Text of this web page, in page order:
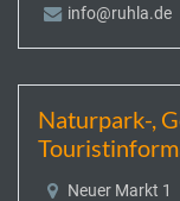
info@ruhla.de
Naturpark-,
Neuer Markt 1